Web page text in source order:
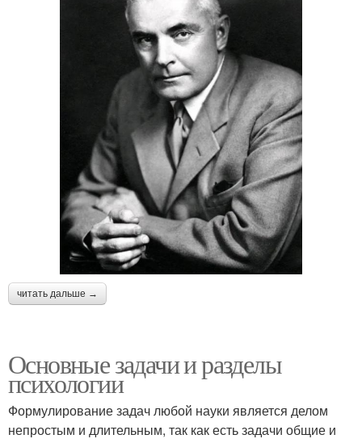
читать дальше →
Основные задачи и разделы
психологии
Формулирование задач любой науки является делом
непростым и длительным, так как есть задачи общие и